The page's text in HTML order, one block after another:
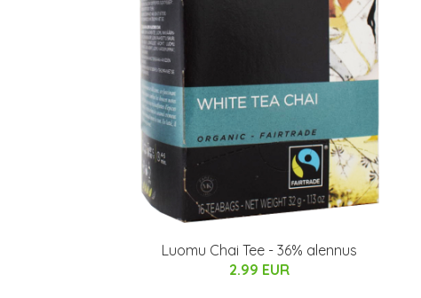
Luomu Chai Tee - 36% alennus
2.99 EUR